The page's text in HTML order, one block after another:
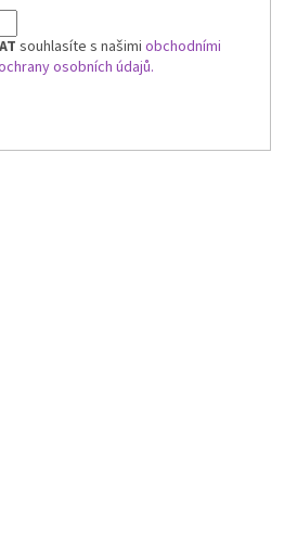
souhlasíte s našimi obchodními
osobních údajů.